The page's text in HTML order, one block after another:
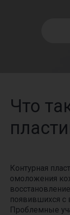
Что
Контурная
омоложения
появившихся с
Проблемные